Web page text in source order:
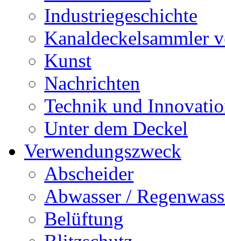
Industriegeschichte
Kanaldeckelsammler
Kunst
Nachrichten
Technik und
Unter dem Deckel
Verwendungszweck
Abscheider
Abwasser /
Belüftung